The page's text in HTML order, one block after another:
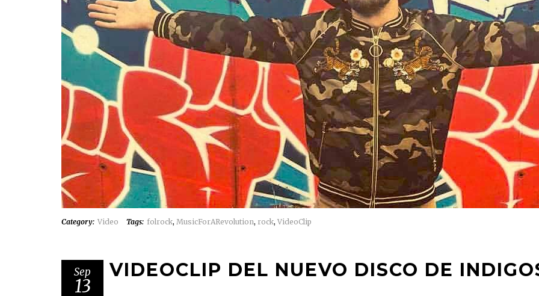
Category: Video Tags: folrock, MusicForARevolution, rock, VideoClip
Sep
13
VIDEOCLIP DEL NUEVO DISCO DE